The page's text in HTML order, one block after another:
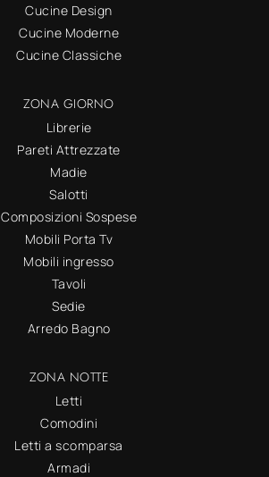
Cucine Design
Cucine Moderne
Cucine Classiche
ZONA GIORNO
Librerie
Pareti Attrezzate
Madie
Salotti
Composizioni Sospese
Mobili Porta Tv
Mobili ingresso
Tavoli
Sedie
Arredo Bagno
ZONA NOTTE
Letti
Comodini
Letti a scomparsa
Armadi